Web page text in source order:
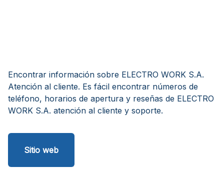
Encontrar información sobre ELECTRO WORK S.A.
Atención al cliente. Es fácil encontrar números de
teléfono, horarios de apertura y reseñas de ELECTRO
WORK S.A. atención al cliente y soporte.
Sitio web